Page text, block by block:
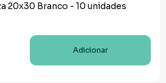
20x30 Branco - 10 unidades
Adicionar